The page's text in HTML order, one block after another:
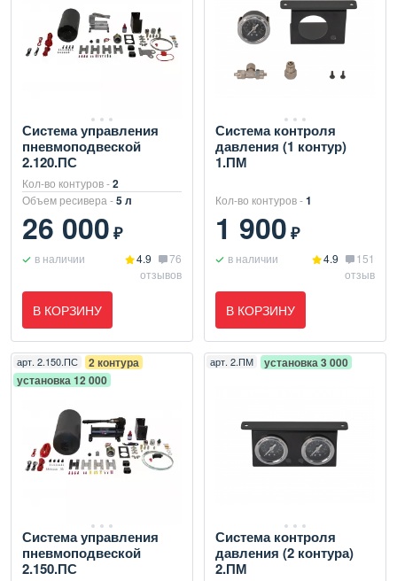
Система управления
пневмоподвеской
2.120.ПС
Кол-во контуров -2
Объем ресивера -5 л
26 000₽
в наличии 4.9
76
отзывов
В КОРЗИНУ
Система контроля
давления (1 контур)
1.ПМ
Кол-во контуров -1
1 900₽
в наличии 4.9
151
отзыв
В КОРЗИНУ
арт. 2.150.ПС
2 контура
установка 12 000
Система управления
пневмоподвеской
2.150.ПС
арт. 2.ПМ установка 3 000
Система контроля
давления (2 контура)
2.ПМ